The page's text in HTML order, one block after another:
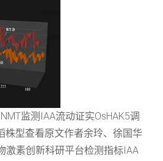
监测IAA流动证实OsHAK5调
株型查看原文作者余玲、徐国华
激素创新科研平台检测指标IAA